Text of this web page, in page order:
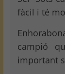
fàcil i té
campió
important